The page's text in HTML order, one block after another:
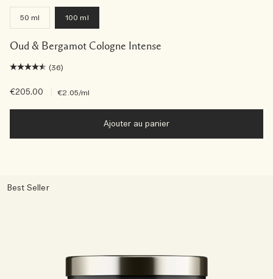
50 ml 100 ml
Oud & Bergamot Cologne Intense
(36)
€205.00 €2.05/ml
Ajouter au panier
Best Seller